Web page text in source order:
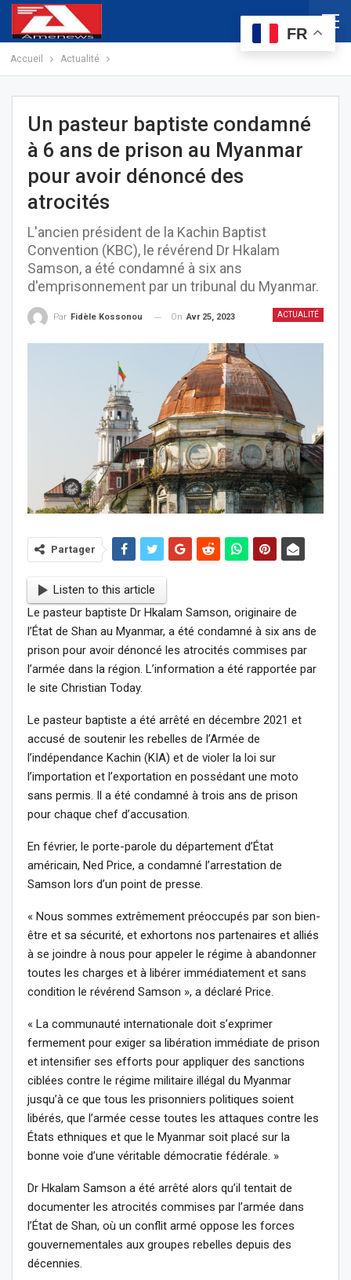
Accueil Actualité
Un pasteur baptiste condamné
à 6 ans de prison au Myanmar
pour avoir dénoncé des
atrocités
L'ancien président de la Kachin Baptist
Convention (KBC), le révérend Dr Hkalam
Samson, a été condamné à six ans
d'emprisonnement par un tribunal du Myanmar.
ACTUALITÉ
Par Fidèle Kossonou On Avr 25, 2023
Partager
Listen to this article
Le pasteur baptiste Dr Hkalam Samson, originaire de
l’État de Shan au Myanmar, a été condamné à six ans de
prison pour avoir dénoncé les atrocités commises par
l’armée dans la région. L’information a été rapportée par
le site Christian Today.
Le pasteur baptiste a été arrêté en décembre 2021 et
accusé de soutenir les rebelles de l’Armée de
l’indépendance Kachin (KIA) et de violer la loi sur
l’importation et l’exportation en possédant une moto
sans permis. Il a été condamné à trois ans de prison
pour chaque chef d’accusation.
En février, le porte-parole du département d’État
américain, Ned Price, a condamné l’arrestation de
Samson lors d’un point de presse.
« Nous sommes extrêmement préoccupés par son bien-
être et sa sécurité, et exhortons nos partenaires et alliés
à se joindre à nous pour appeler le régime à abandonner
toutes les charges et à libérer immédiatement et sans
condition le révérend Samson », a déclaré Price.
« La communauté internationale doit s’exprimer
fermement pour exiger sa libération immédiate de prison
et intensifier ses efforts pour appliquer des sanctions
ciblées contre le régime militaire illégal du Myanmar
jusqu’à ce que tous les prisonniers politiques soient
libérés, que l’armée cesse toutes les attaques contre les
États ethniques et que le Myanmar soit placé sur la
bonne voie d’une véritable démocratie fédérale. »
Dr Hkalam Samson a été arrêté alors qu’il tentait de
documenter les atrocités commises par l’armée dans
l’État de Shan, où un conflit armé oppose les forces
gouvernementales aux groupes rebelles depuis des
décennies.
FR